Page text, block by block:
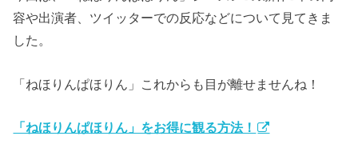
容や出演者、ツイッターでの反応などについて見てきま
した。
「ねほりんぱほりん」これからも目が離せませんね！
「ねほりんぱほりん」をお得に観る方法！